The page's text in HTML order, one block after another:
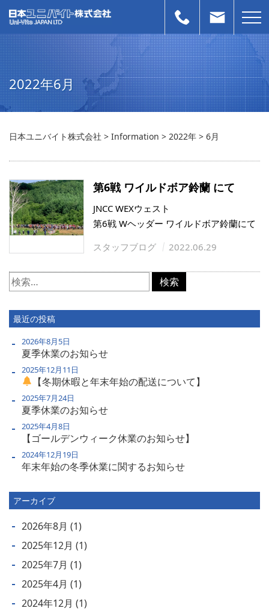
2022年6月
日本ユニバイト株式会社 > Information > 2022年 > 6月
第6戦 ワイルドボア鈴蘭 にて
JNCC WEXウェスト
第6戦 Wヘッダー ワイルドボア鈴蘭にて
スタッフブログ
2022.06.29
検
索:
最近の投稿
夏季休業のお知らせ
2026年8月5日
【冬期休暇と年末年始の配送について】
2025年12月11日
夏季休業のお知らせ
2025年7月24日
【ゴールデンウィーク休業のお知らせ】
2025年4月8日
年末年始の冬季休業に関するお知らせ
2024年12月19日
アーカイブ
2026年8月 (1)
2025年12月 (1)
2025年7月 (1)
2025年4月 (1)
2024年12月 (1)